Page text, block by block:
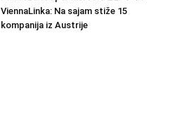
ViennaLinka: Na sajam stiže 15
kompanija iz Austrije